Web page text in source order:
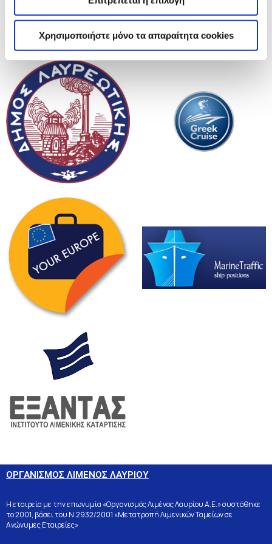
Χρησιμοποιήστε μόνο τα απαραίτητα cookies
ΟΡΓΑΝΙΣΜΟΣ ΛΙΜΕΝΟΣ ΛΑΥΡΙΟΥ
Η εταιρεία με την επωνυμία «Οργανισμός Λιμένος Λαυρίου Α.Ε.» συστάθηκε
το 2001, βάσει του Ν.2932/2001 «Μετατροπή Λιμενικών Ταμείων σε
Ανώνυμες Εταιρείες»